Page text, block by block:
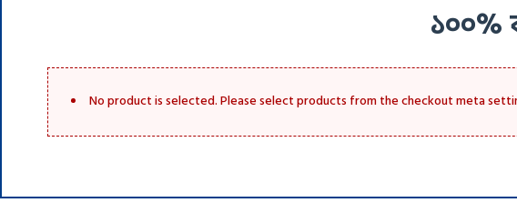
১০০%
No product is selected. Please select products from the checkout meta